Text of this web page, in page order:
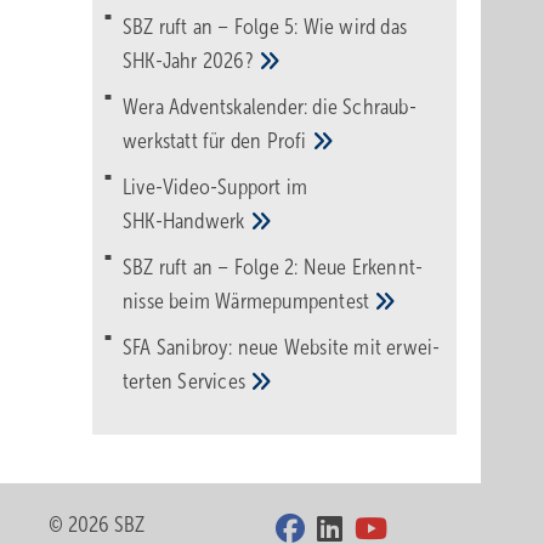
SBZ ruft an – Folge 5: Wie wird das
SHK-Jahr 2026?
Wera Adventskalender: die Schraub­
werk­statt für den Pro­fi
Live-Video-Support im
SHK-Handwerk
SBZ ruft an – Folge 2: Neue Erkennt­
nisse beimWärme­pumpen­test
SFA Sanibroy: neue Web­site mit erwei­
tertenServices
© 2026 SBZ